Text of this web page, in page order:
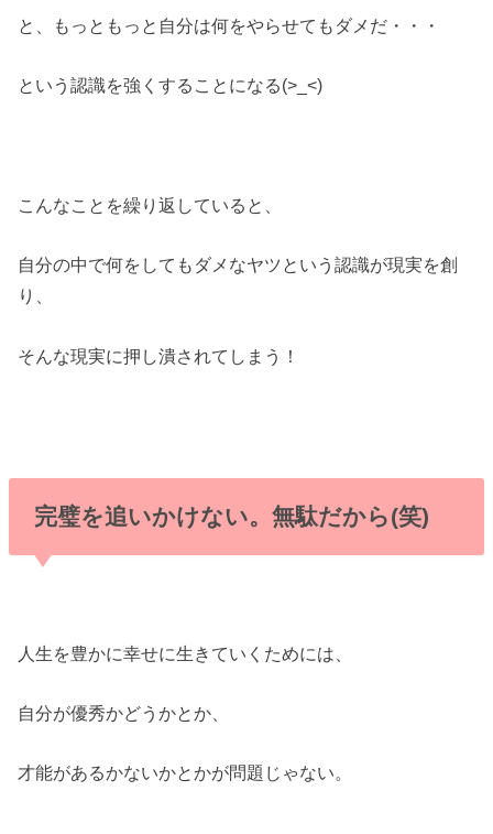
と、もっともっと自分は何をやらせてもダメだ・・・
という認識を強くすることになる(>_<)
こんなことを繰り返していると、
自分の中で何をしてもダメなヤツという認識が現実を創
り、
そんな現実に押し潰されてしまう！
完璧を追いかけない。無駄だから(笑)
人生を豊かに幸せに生きていくためには、
自分が優秀かどうかとか、
才能があるかないかとかが問題じゃない。